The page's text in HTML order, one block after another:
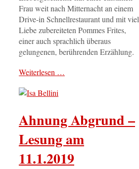
Frau weit nach Mitternacht an einem
Drive-in Schnellrestaurant und mit viel
Liebe zubereiteten Pommes Frites,
einer auch sprachlich überaus
gelungenen, berührenden Erzählung.
Weiterlesen …
Ahnung Abgrund –
Lesung am
11.1.2019